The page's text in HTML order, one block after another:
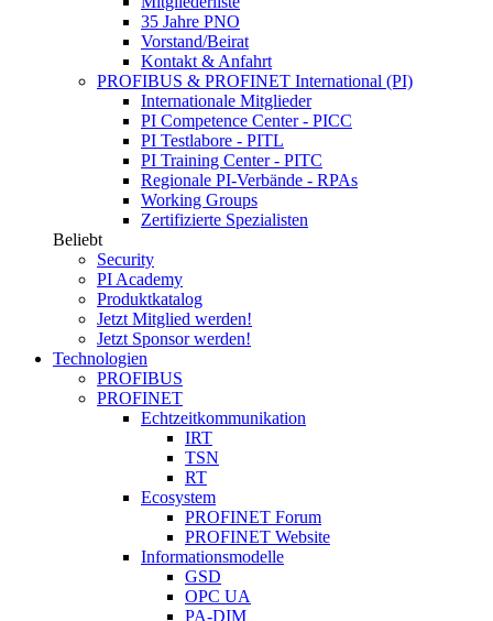
35 Jahre PNO
Vorstand/Beirat
Kontakt & Anfahrt
PROFIBUS & PROFINET International (PI)
Internationale Mitglieder
PI Competence Center - PICC
PI Testlabore - PITL
PI Training Center - PITC
Regionale PI-Verbände - RPAs
Working Groups
Zertifizierte Spezialisten
Beliebt
Security
PI Academy
Produktkatalog
Jetzt Mitglied werden!
Jetzt Sponsor werden!
Technologien
PROFIBUS
PROFINET
Echtzeitkommunikation
IRT
TSN
RT
Ecosystem
PROFINET Forum
PROFINET Website
Informationsmodelle
GSD
OPC UA
PA-DIM